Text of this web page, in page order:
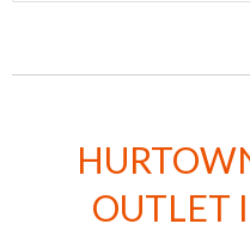
OUTLET